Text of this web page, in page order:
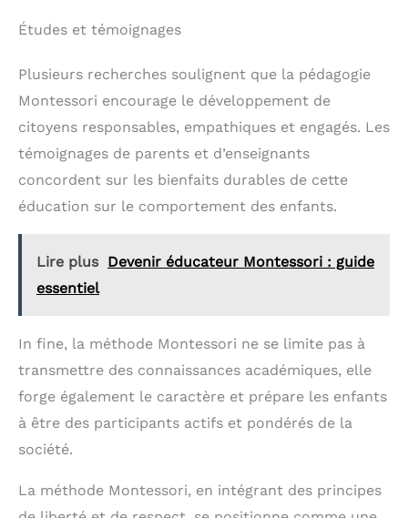
Études et témoignages
Plusieurs recherches soulignent que la pédagogie
Montessori encourage le développement de
citoyens responsables, empathiques et engagés. Les
témoignages de parents et d’enseignants
concordent sur les bienfaits durables de cette
éducation sur le comportement des enfants.
Lire plus Devenir éducateur Montessori : guide
essentiel
In fine, la méthode Montessori ne se limite pas à
transmettre des connaissances académiques, elle
forge également le caractère et prépare les enfants
à être des participants actifs et pondérés de la
société.
La méthode Montessori, en intégrant des principes